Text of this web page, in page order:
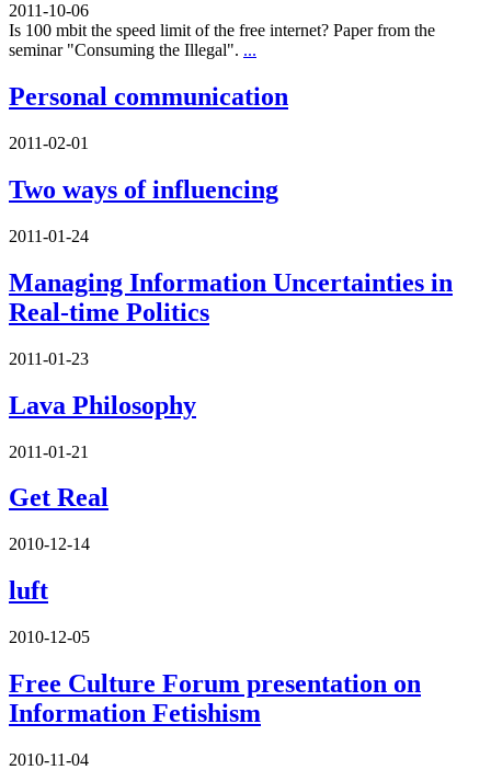
2011-10-06
Is 100 mbit the speed limit of the free internet? Paper from the
seminar "Consuming the Illegal". ...
Personal communication
2011-02-01
Two ways of influencing
2011-01-24
Managing Information Uncertainties in
Real-time Politics
2011-01-23
Lava Philosophy
2011-01-21
Get Real
2010-12-14
luft
2010-12-05
Free Culture Forum presentation on
Information Fetishism
2010-11-04